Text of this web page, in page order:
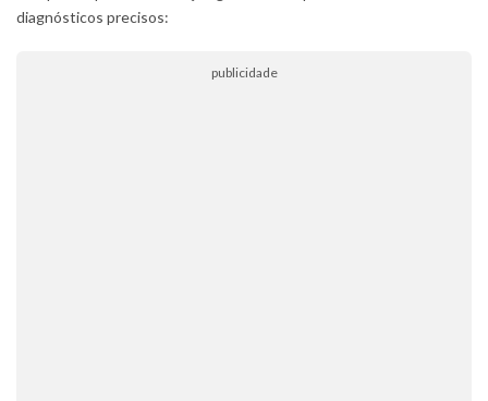
diagnósticos precisos:
publicidade